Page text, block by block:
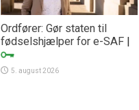
Ordfører: Gør staten til
fødselshjælper for e-SAF |
5. august 2026